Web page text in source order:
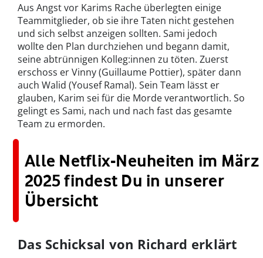
Aus Angst vor Karims Rache überlegten einige
Teammitglieder, ob sie ihre Taten nicht gestehen
und sich selbst anzeigen sollten. Sami jedoch
wollte den Plan durchziehen und begann damit,
seine abtrünnigen Kolleg:innen zu töten. Zuerst
erschoss er Vinny (Guillaume Pottier), später dann
auch Walid (Yousef Ramal). Sein Team lässt er
glauben, Karim sei für die Morde verantwortlich. So
gelingt es Sami, nach und nach fast das gesamte
Team zu ermorden.
Alle Netflix-Neuheiten im März
2025 findest Du in unserer
Übersicht
Das Schicksal von Richard erklärt